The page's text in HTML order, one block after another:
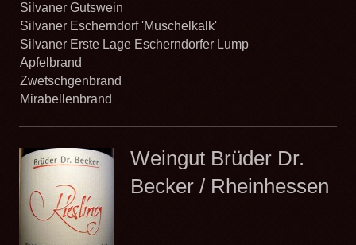
Silvaner Gutswein
Silvaner Escherndorf 'Muschelkalk'
Silvaner Erste Lage Escherndorfer Lump
Apfelbrand
Zwetschgenbrand
Mirabellenbrand
Weingut Brüder Dr.
Becker / Rheinhessen